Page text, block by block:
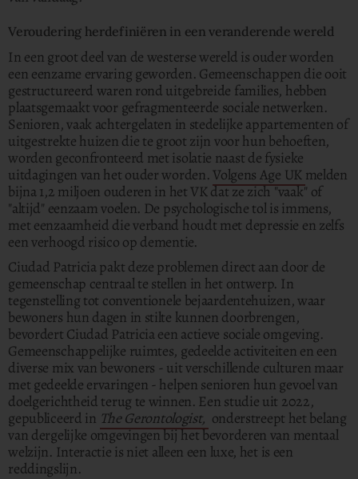
Veroudering herdefiniëren in een veranderende wereld
In een groot deel van de westerse wereld is ouder worden
een eenzame ervaring geworden. Gemeenschappen die ooit
gestructureerd waren rond uitgebreide families, hebben
plaatsgemaakt voor gefragmenteerde sociale netwerken.
Senioren, vaak achtergelaten in stedelijke appartementen of
uitgestrekte huizen die te groot zijn voor hun behoeften,
worden geconfronteerd met isolatie naast de fysieke
uitdagingen van het ouder worden. Volgens Age UK melden
bijna 1,2 miljoen ouderen in het VK dat ze zich "vaak" of
"altijd" eenzaam voelen. De psychologische tol is immens,
met eenzaamheid die verband houdt met depressie en zelfs
een verhoogd risico op dementie.
Ciudad Patricia pakt deze problemen direct aan door de
gemeenschap centraal te stellen in het ontwerp. In
tegenstelling tot conventionele bejaardentehuizen, waar
bewoners hun dagen in stilte kunnen doorbrengen,
bevordert Ciudad Patricia een actieve sociale omgeving.
Gemeenschappelijke ruimtes, gedeelde activiteiten en een
diverse mix van bewoners - uit verschillende culturen maar
met gedeelde ervaringen - helpen senioren hun gevoel van
doelgerichtheid terug te winnen. Een studie uit 2022,
gepubliceerd in The Gerontologist, onderstreept het belang
van dergelijke omgevingen bij het bevorderen van mentaal
welzijn. Interactie is niet alleen een luxe, het is een
reddingslijn.